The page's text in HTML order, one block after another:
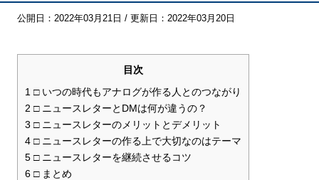
公開日：2022年03月21日 / 更新日：2022年03月20日
目次
1 □ いつの時代もアナログが作る人とのつながり
2 □ ニュースレターとDMは何が違うの？
3 □ ニュースレターのメリットとデメリット
4 □ ニュースレターの作る上で大切なのはテーマ
5 □ ニュースレターを継続させるコツ
6 □ まとめ